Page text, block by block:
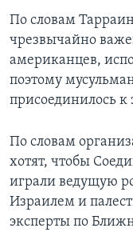
По словам
чрезвычайно
американцев,
поэтому
присоединилось к
По словам
хотят, чтобы
играли ведущую
Израилем и
эксперты по